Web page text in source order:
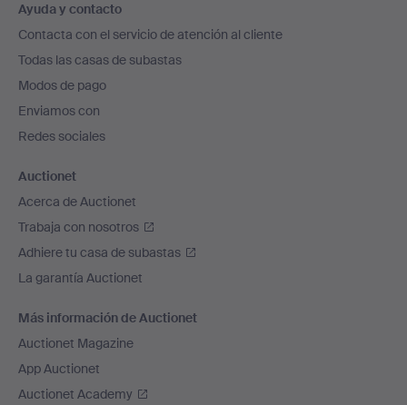
en
el
pie
de
página
Ayuda y contacto
Contacta con el servicio de atención al cliente
Todas las casas de subastas
Modos de pago
Enviamos con
Redes sociales
Auctionet
Acerca de Auctionet
Trabaja con nosotros
Adhiere tu casa de subastas
La garantía Auctionet
Más información de Auctionet
Auctionet Magazine
App Auctionet
Auctionet Academy